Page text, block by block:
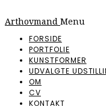
Arthovmand Menu
FORSIDE
PORTFOLIE
KUNSTFORMER
UDVALGTE
OM
CV
KONTAKT